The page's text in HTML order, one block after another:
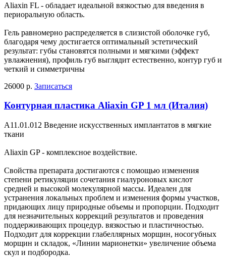
Aliaxin FL - обладает идеальной вязкостью для введения в
периоральную область.
Гель равномерно распределяется в слизистой оболочке губ,
благодаря чему достигается оптимальный эстетический
результат: губы становятся полными и мягкими (эффект
увлажнения), профиль губ выглядит естественно, контур губ и
четкий и симметричны
26000 р. Записаться
Контурная пластика Aliaxin GP 1 мл (Италия)
А11.01.012 Введение искусственных имплантатов в мягкие
ткани
Aliaxin GP - комплексное воздействие.
Свойства препарата достигаются с помощью изменения
степени ретикуляции сочетания гиалуроновых кислот
средней и высокой молекулярной массы. Идеален для
устранения локальных проблем и изменения формы участков,
придающих лицу природные объемы и пропорции. Подходит
для незначительных коррекций результатов и проведения
поддерживающих процедур. вязкостью и пластичностью.
Подходит для коррекции глабеллярных морщин, носогубных
морщин и складок, «Линии марионетки» увеличение объема
скул и подбородка.